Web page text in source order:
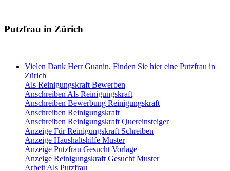
Putzfrau in Zürich
Vielen Dank Herr Guanin. Finden Sie hier eine Putzfrau in
Zürich
Als Reinigungskraft Bewerben
Anschreiben Als Reinigungskraft
Anschreiben Bewerbung Reinigungskraft
Anschreiben Reinigungskraft
Anschreiben Reinigungskraft Quereinsteiger
Anzeige Für Reinigungskraft Schreiben
Anzeige Haushaltshilfe Muster
Anzeige Putzfrau Gesucht Vorlage
Anzeige Reinigungskraft Gesucht Muster
Arbeit Als Putzfrau